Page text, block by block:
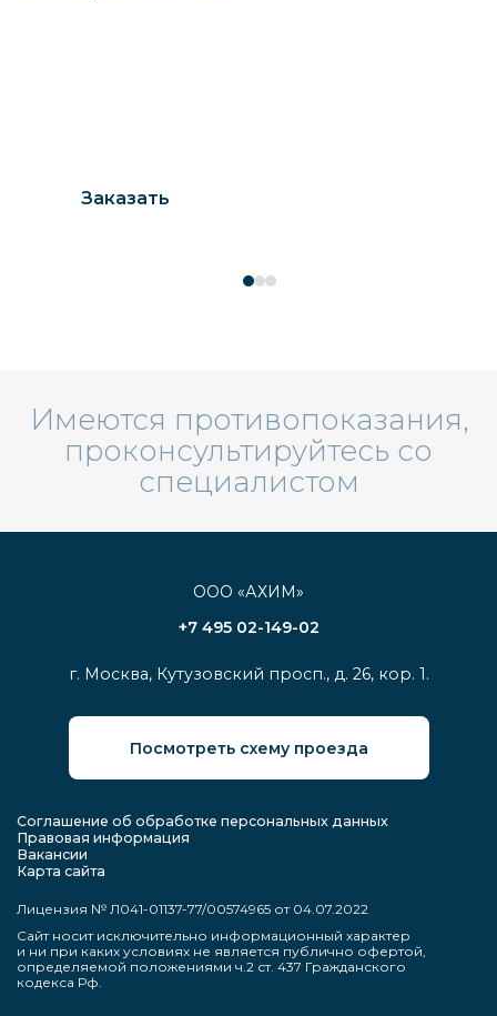
Заказать
Имеются противопоказания,
проконсультируйтесь со
специалистом
ООО «АХИМ»
+7 495 02-149-02
г. Москва, Кутузовский просп., д. 26, кор. 1.
Посмотреть схему проезда
Соглашение об обработке персональных данных
Правовая информация
Вакансии
Карта сайта
Лицензия № Л041-01137-77/00574965 от 04.07.2022
Сайт носит исключительно информационный характер
и ни при каких условиях не является публично офертой,
определяемой положениями ч.2 ст. 437 Гражданского
кодекса Рф.